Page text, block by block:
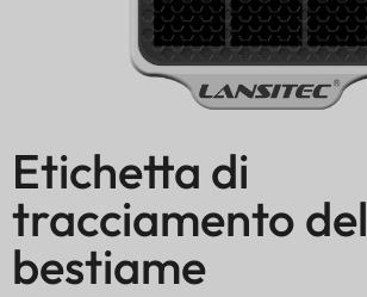
Etichetta di
tracciamento del
bestiame